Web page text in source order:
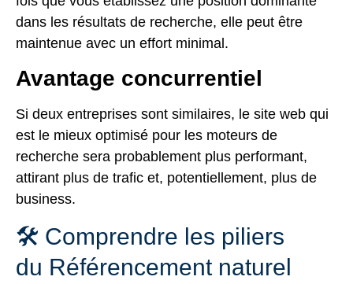
dans les résultats de recherche, elle peut être
maintenue avec un effort minimal.
Avantage concurrentiel
Si deux entreprises sont similaires, le site web qui
est le mieux optimisé pour les moteurs de
recherche sera probablement plus performant,
attirant plus de trafic et, potentiellement, plus de
business.
🛠️ Comprendre les piliers
du Référencement naturel